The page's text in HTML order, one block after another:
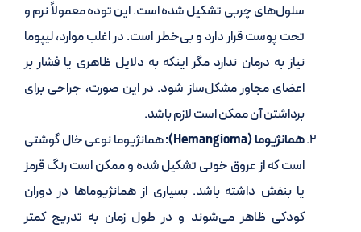
سلول‌های چربی تشکیل شده است. این توده معمولاً نرم و
تحت پوست قرار دارد و بی‌خطر است. در اغلب موارد، لیپوما
نیاز به درمان ندارد مگر اینکه به دلایل ظاهری یا فشار بر
اعضای مجاور مشکل‌ساز شود. در این صورت، جراحی برای
برداشتن آن ممکن است لازم باشد.
همانژیوما (Hemangioma):
همانژیوما نوعی خال گوشتی
است که از عروق خونی تشکیل شده و ممکن است رنگ قرمز
یا بنفش داشته باشد. بسیاری از همانژیوماها در دوران
کودکی ظاهر می‌شوند و در طول زمان به تدریج کمتر